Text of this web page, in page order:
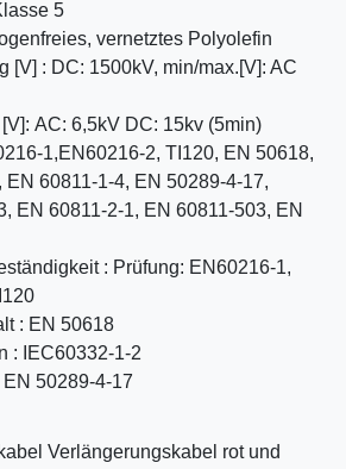
5
vernetztes Polyolefin
[V] : DC: 1500kV, min/max.[V]: AC
AC: 6,5kV DC: 15kv (5min)
1,EN60216-2, TI120, EN 50618,
EN 60811-1-4, EN 50289-4-17,
EN 60811-2-1, EN 60811-503, EN
: Prüfung: EN60216-1,
: EN 50618
: IEC60332-1-2
50289-4-17
Verlängerungskabel rot und